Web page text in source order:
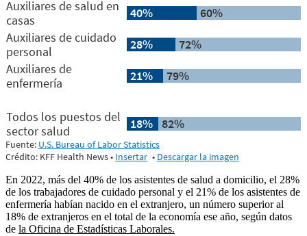
En 2022, más del 40% de los asistentes de salud a domicilio, el 28%
de los trabajadores de cuidado personal y el 21% de los asistentes de
enfermería habían nacido en el extranjero, un número superior al
18% de extranjeros en el total de la economía ese año, según datos
de la Oficina de Estadísticas Laborales.